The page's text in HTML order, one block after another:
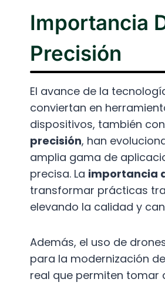
Importancia
Precisión
El avance de la
conviertan en
dispositivos, también
precisión, han
amplia gama de
precisa. La importancia
transformar prácticas
elevando la calidad y
Además, el uso de
para la modernización
real que permiten tomar